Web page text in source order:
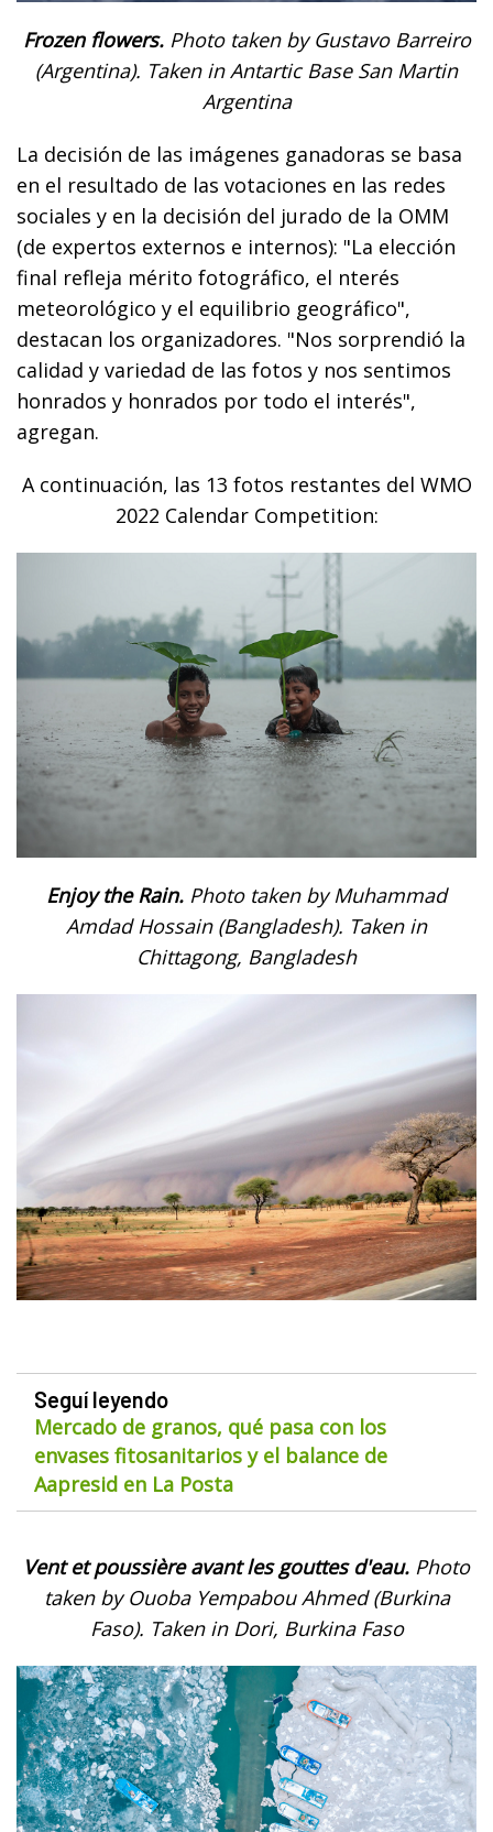
Frozen flowers.Photo taken by Gustavo Barreiro
(Argentina). Taken in Antartic Base San Martin
Argentina
La decisión de las imágenes ganadoras se basa
en el resultado de las votaciones en las redes
sociales y en la decisión del jurado de la OMM
(de expertos externos e internos): "La elección
final refleja mérito fotográfico, el nterés
meteorológico y el equilibrio geográfico",
destacan los organizadores. "Nos sorprendió la
calidad y variedad de las fotos y nos sentimos
honrados y honrados por todo el interés",
agregan.
A continuación, las 13 fotos restantes del WMO
2022 Calendar Competition:
Enjoy the Rain. Photo taken by Muhammad
Amdad Hossain (Bangladesh). Taken in
Chittagong, Bangladesh
Seguí leyendo
Mercado de granos, qué pasa con los
envases fitosanitarios y el balance de
Aapresid en La Posta
Vent et poussière avant les gouttes d'eau. Photo
taken by Ouoba Yempabou Ahmed (Burkina
Faso). Taken in Dori, Burkina Faso